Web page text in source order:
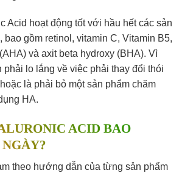
Acid hoạt động tốt với hầu hết các sản
bao gồm retinol, vitamin C, Vitamin B5,
và axit beta hydroxy (BHA). Vì
phải lo lắng về việc phải thay đổi thói
là phải bỏ một sản phẩm chăm
HA.
ACID BAO
theo hướng dẫn của từng sản phẩm